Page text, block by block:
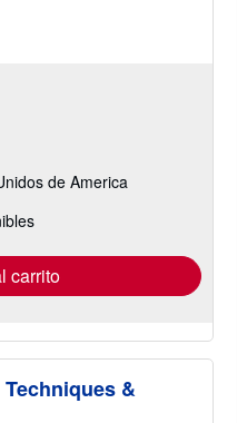
de America
carrito
&